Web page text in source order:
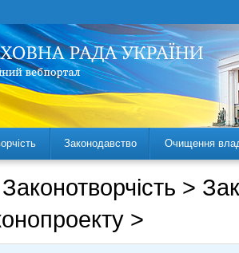
Законодавство Очищення
>
>